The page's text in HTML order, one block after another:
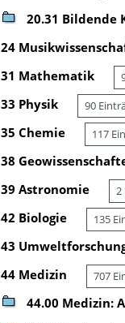
20.31 Bildende
24
31 Mathematik
33 Physik 90
35 Chemie 117
38
39 Astronomie 2
42 Biologie 135
43
44 Medizin 707
44.00 Medizin: